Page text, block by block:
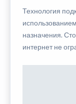
Технология
назначения.
интернет не